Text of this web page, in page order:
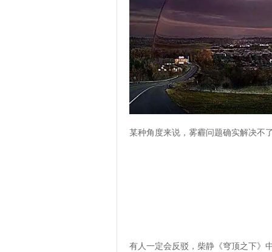
某种角度来说，雾霾问题确实解决不
有人一定会反驳，柴静《穹顶之下》